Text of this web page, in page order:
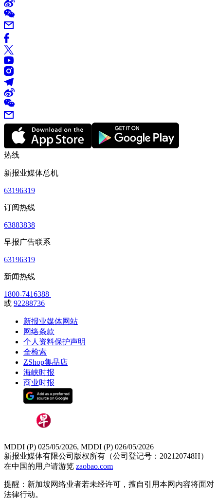
热线
新报业媒体总机
63196319
订阅热线
63883838
早报广告联系
63196319
新闻热线
1800-7416388
或 92288736
新报业媒体网站
网络条款
个人资料保护声明
全检索
ZShop集品店
海峡时报
商业时报
MDDI (P) 025/05/2026, MDDI (P) 026/05/2026
新报业媒体有限公司版权所有（公司登记号：202120748H）
在中国的用户请游览 zaobao.com
提醒：新加坡网络业者若未经许可，擅自引用本网内容将面对
法律行动。